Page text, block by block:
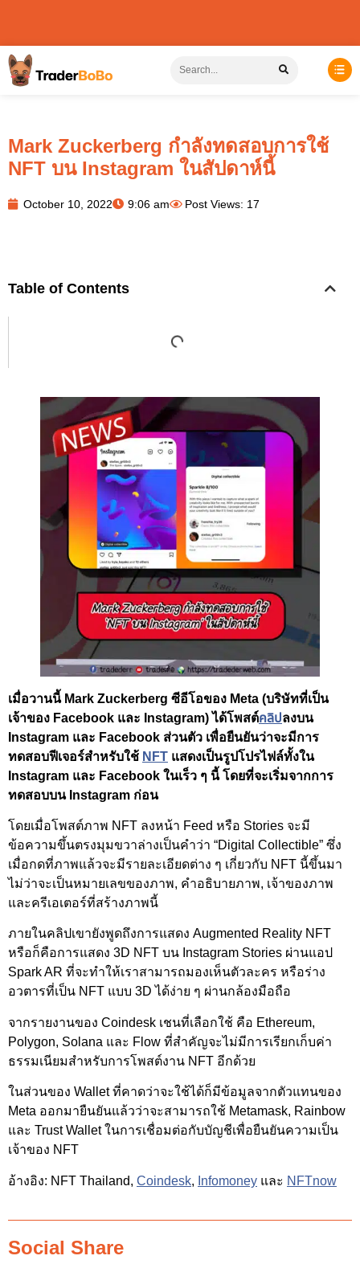
Mark Zuckerberg กำลังทดสอบการใช้
NFT บน Instagram ในสัปดาห์นี้
October 10, 2022 9:06 am Post Views: 17
Table of Contents
เมื่อวานนี้ Mark Zuckerberg ซีอีโอของ Meta (บริษัทที่เป็น
เจ้าของ Facebook และ Instagram) ได้โพสต์คลิปลงบน
Instagram และ Facebook ส่วนตัว เพื่อยืนยันว่าจะมีการ
ทดสอบฟีเจอร์สำหรับใช้ NFT แสดงเป็นรูปโปรไฟล์ทั้งใน
Instagram และ Facebook ในเร็ว ๆ นี้ โดยที่จะเริ่มจากการ
ทดสอบบน Instagram ก่อน
โดยเมื่อโพสต์ภาพ NFT ลงหน้า Feed หรือ Stories จะมี
ข้อความขึ้นตรงมุมขวาล่างเป็นคำว่า “Digital Collectible” ซึ่ง
เมื่อกดที่ภาพแล้วจะมีรายละเอียดต่าง ๆ เกี่ยวกับ NFT นี้ขึ้นมา
ไม่ว่าจะเป็นหมายเลขของภาพ, คำอธิบายภาพ, เจ้าของภาพ
และครีเอเตอร์ที่สร้างภาพนี้
ภายในคลิปเขายังพูดถึงการแสดง Augmented Reality NFT
หรือก็คือการแสดง 3D NFT บน Instagram Stories ผ่านแอป
Spark AR ที่จะทำให้เราสามารถมองเห็นตัวละคร หรือร่าง
อวตารที่เป็น NFT แบบ 3D ได้ง่าย ๆ ผ่านกล้องมือถือ
จากรายงานของ Coindesk เชนที่เลือกใช้ คือ Ethereum,
Polygon, Solana และ Flow ที่สำคัญจะไม่มีการเรียกเก็บค่า
ธรรมเนียมสำหรับการโพสต์งาน NFT อีกด้วย
ในส่วนของ Wallet ที่คาดว่าจะใช้ได้ก็มีข้อมูลจากตัวแทนของ
Meta ออกมายืนยันแล้วว่าจะสามารถใช้ Metamask, Rainbow
และ Trust Wallet ในการเชื่อมต่อกับบัญชีเพื่อยืนยันความเป็น
เจ้าของ NFT
อ้างอิง: NFT Thailand, Coindesk, Infomoney และ NFTnow
Social Share